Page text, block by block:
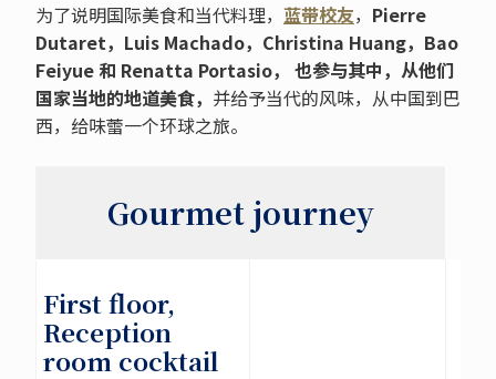
为了说明国际美食和当代料理， 蓝带校友， Pierre
Dutaret， Luis Machado， Christina Huang， Bao
Feiyue 和 Renatta Portasio， 也参与其中，从他们
国家当地的地道美食， 并给予当代的风味，从中国到巴
西，给味蕾一个环球之旅。
Gourmet journey
First floor,
Reception
room cocktail